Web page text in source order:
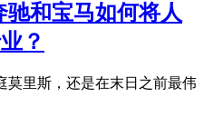
和宝马如何将人
？
莫里斯，还是在末日之前最伟